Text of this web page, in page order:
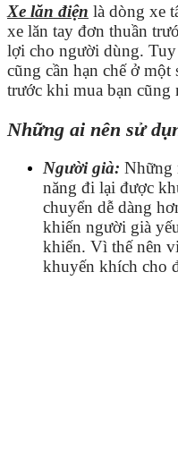
Xe lăn điện là dòng xe
xe lăn tay đơn thuần
lợi cho người dùng.
cũng cần hạn chế ở
trước khi mua bạn
Những ai nên sử
Người già: Những
năng đi lại được
chuyển dễ dàng
khiến người già
khiển. Vì thế nên
khuyến khích cho